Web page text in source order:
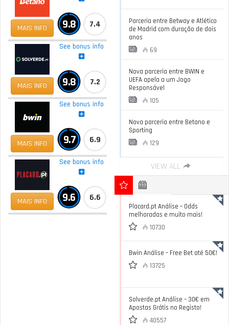
MAIS INFO 9.8 7.4
MAIS INFO
See bonus info
9.8 7.2
MAIS INFO
See bonus info
9.7 6.9
MAIS INFO
See bonus info
9.6 6.6
Parceria entre Betway e Atlético
de Madrid com duração de dois
anos
69
Nova parceria entre BWIN e
UEFA apela a um Jogo
Responsável
105
Nova parceria entre Betano e
Sporting
129
VIEW ALL
Placard.pt Análise – Odds
melhoradas e muito mais!
10730
Bwin Análise – Free Bet até 50€!
13725
Solverde.pt Análise – 30€ em
Apostas Grátis no Registo!
40557